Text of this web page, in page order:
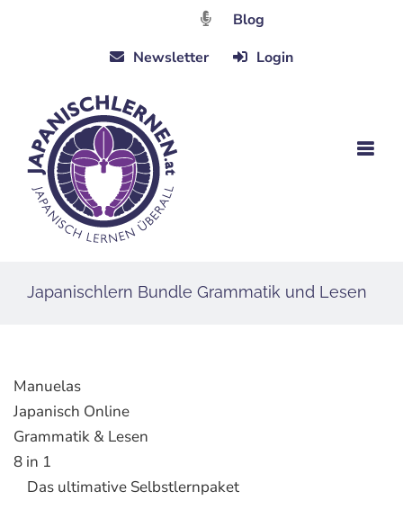
Blog
Newsletter
Login
Japanischlern Bundle Grammatik und Lesen
Manuelas
Japanisch Online
Grammatik & Lesen
8 in 1
Das ultimative Selbstlernpaket